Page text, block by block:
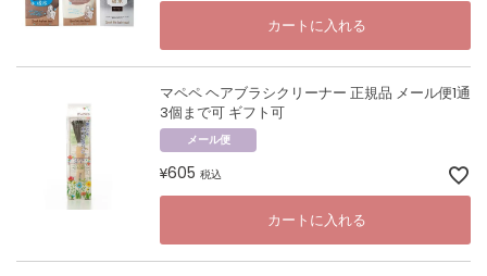
カートに入れる
マペペ ヘアブラシクリーナー 正規品 メール便1通
3個まで可 ギフト可
メール便
¥605 税込
カートに入れる